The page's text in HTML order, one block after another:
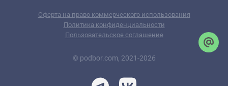
Оферта на право коммерческого использования
Политика конфиденциальности
Пользовательское соглашение
© podbor.com, 2021-2026